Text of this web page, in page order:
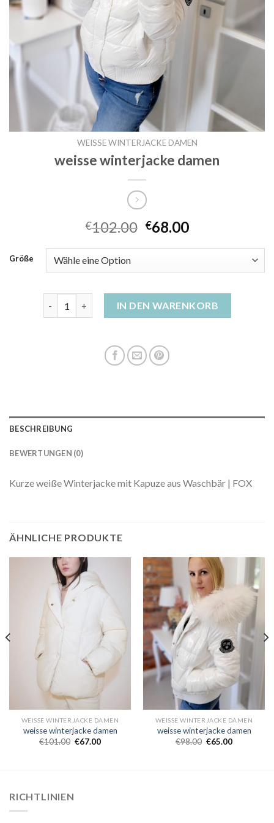
WEISSE WINTERJACKE DAMEN
weisse winterjacke damen
€102.00 €68.00
Größe
IN DEN WARENKORB
BESCHREIBUNG
BEWERTUNGEN (0)
Kurze weiße Winterjacke mit Kapuze aus Waschbär | FOX
ÄHNLICHE PRODUKTE
WEISSE WINTERJACKE DAMEN
weisse winterjacke damen
€101.00 €67.00
WEISSE WINTERJACKE DAMEN
weisse winterjacke damen
€98.00 €65.00
RICHTLINIEN